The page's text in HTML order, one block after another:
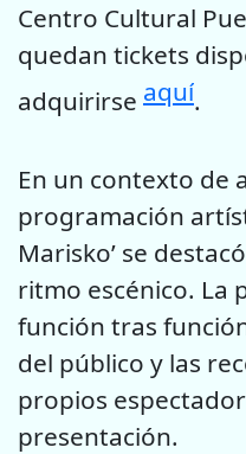
Centro Cultural
quedan tickets
adquirirse aquí.
En un contexto de
programación
Marisko’ se
ritmo escénico. La
función tras
del público y las
propios
presentación.